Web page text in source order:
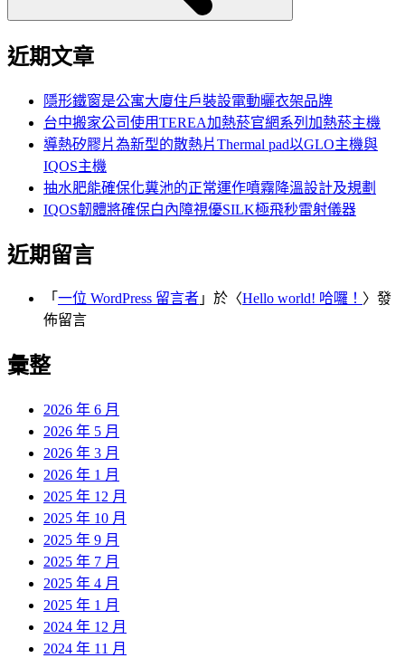
近期文章
隱形鐵窗是公寓大廈住戶裝設電動曬衣架品牌
台中搬家公司使用TEREA加熱菸官網系列加熱菸主機
導熱矽膠片為新型的散熱片Thermal pad以GLO主機與
IQOS主機
抽水肥能確保化糞池的正常運作噴霧降溫設計及規劃
IQOS韌體將確保白內障視優SILK極飛秒雷射儀器
近期留言
「 一位 WordPress 留言者 」於〈Hello world! 哈囉！ 〉發
佈留言
彙整
2026 年 6 月
2026 年 5 月
2026 年 3 月
2026 年 1 月
2025 年 12 月
2025 年 10 月
2025 年 9 月
2025 年 7 月
2025 年 4 月
2025 年 1 月
2024 年 12 月
2024 年 11 月